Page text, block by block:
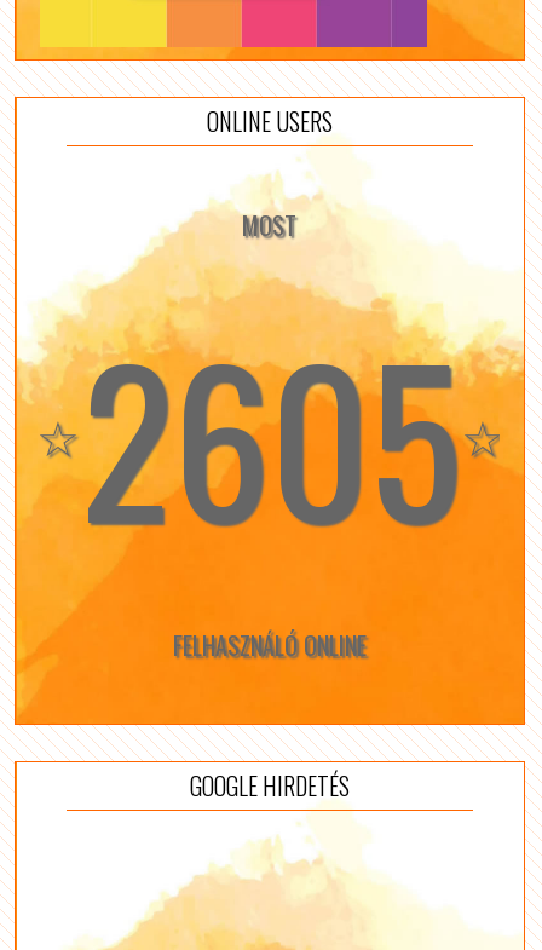
ONLINE USERS
MOST
☆2605☆
FELHASZNÁLÓ ONLINE
GOOGLE HIRDETÉS